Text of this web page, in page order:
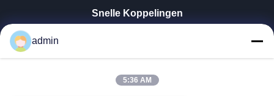
Snelle Koppelingen
Over Ons
admin
5:36 AM